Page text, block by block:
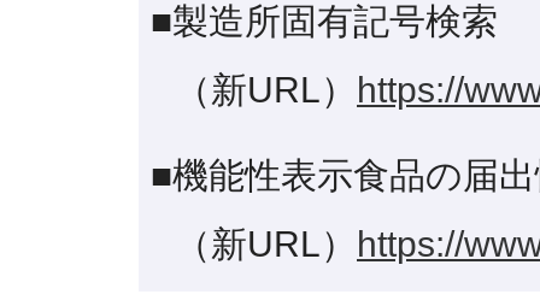
■製造所固有記号検索
（新URL） https://
■機能性表示食品の届
（新URL） https://